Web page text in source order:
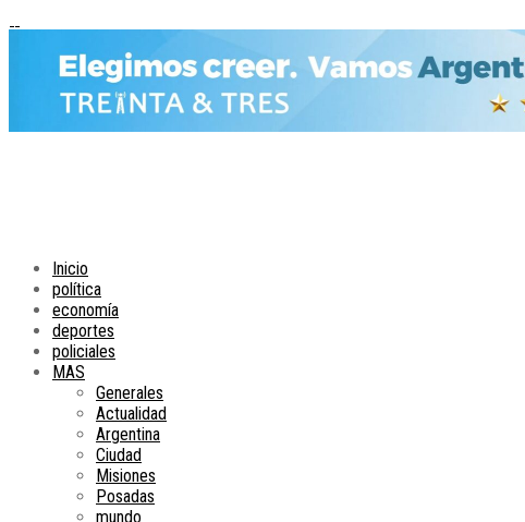
Inicio
política
economía
deportes
policiales
MAS
Generales
Actualidad
Argentina
Ciudad
Misiones
Posadas
mundo